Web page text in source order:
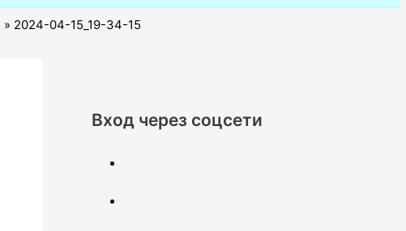
2024-04-15_19-34-15
Вход через соцсети